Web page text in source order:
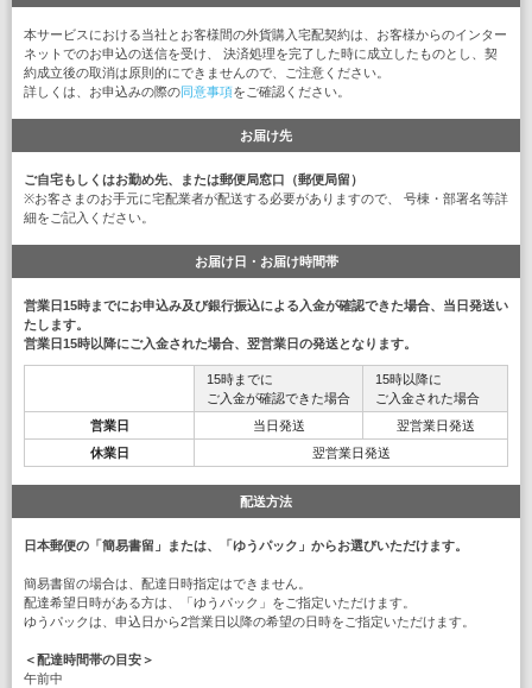
本サービスにおける当社とお客様間の外貨購入宅配契約は、お客様からのインター
ネットでのお申込の送信を受け、 決済処理を完了した時に成立したものとし、契
約成立後の取消は原則的にできませんので、ご注意ください。
詳しくは、お申込みの際の同意事項をご確認ください。
お届け先
ご自宅もしくはお勤め先、または郵便局窓口（郵便局留）
※お客さまのお手元に宅配業者が配送する必要がありますので、 号棟・部署名等詳
細をご記入ください。
お届け日・お届け時間帯
営業日15時までにお申込み及び銀行振込による入金が確認できた場合、当日発送い
たします。
営業日15時以降にご入金された場合、翌営業日の発送となります。
15時までに
ご入金が確認できた場合
15時以降に
ご入金された場合
営業日
当日発送
翌営業日発送
休業日
翌営業日発送
配送方法
日本郵便の「簡易書留」または、「ゆうパック」からお選びいただけます。
簡易書留の場合は、配達日時指定はできません。
配達希望日時がある方は、「ゆうパック」をご指定いただけます。
ゆうパックは、申込日から2営業日以降の希望の日時をご指定いただけます。
＜配達時間帯の目安＞
午前中